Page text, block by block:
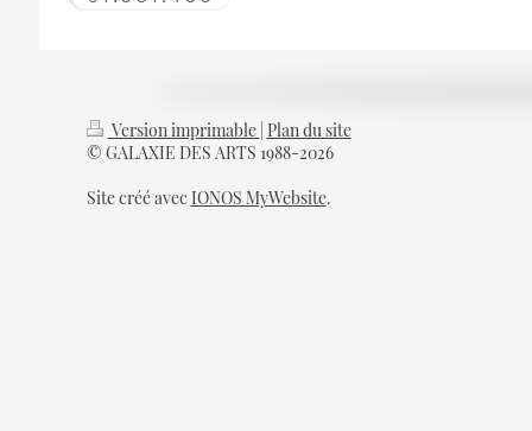
Version imprimable Plan du site
© GALAXIE DES ARTS 1988-2026
Site créé avec IONOS MyWebsite.